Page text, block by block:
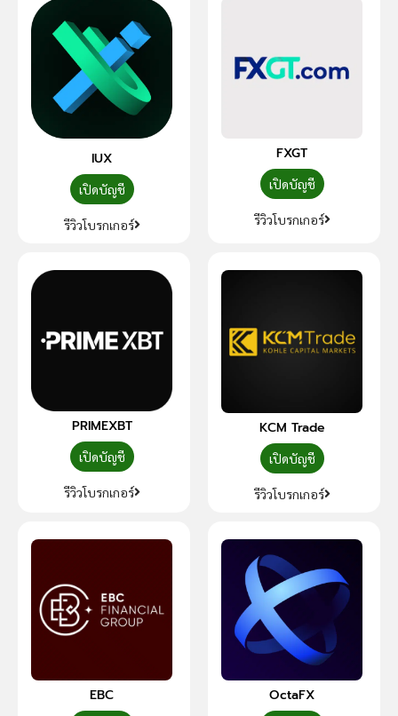
IUX
เปิดบัญชี
รีวิวโบรกเกอร์
FXGT
เปิดบัญชี
รีวิวโบรกเกอร์
PRIMEXBT
เปิดบัญชี
รีวิวโบรกเกอร์
KCM Trade
เปิดบัญชี
รีวิวโบรกเกอร์
EBC OctaFX